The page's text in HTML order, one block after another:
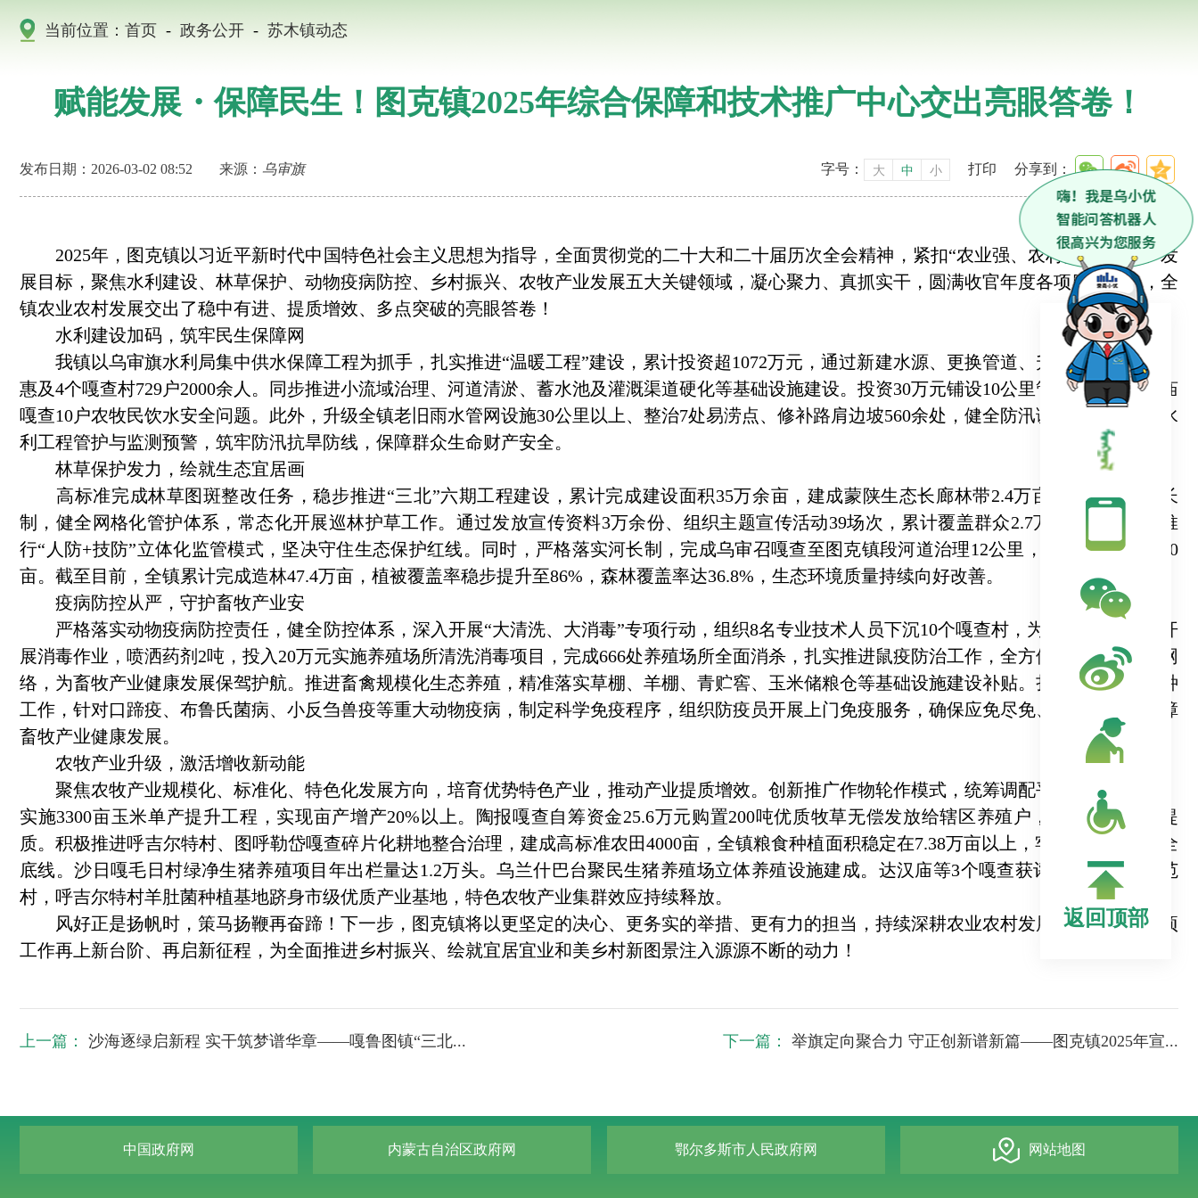
当前位置： 首页 - 政务公开 - 苏木镇动态
赋能发展・保障民生！图克镇2025年综合保障和技术推广中心交出亮眼答卷！
发布日期：2026-03-02 08:52 来源： 乌审旗 字号： 大 中 小 打印 分享到：
2025年，图克镇以习近平新时代中国特色社会主义思想为指导，全面贯彻党的二十大和二十届历次全会精神，紧扣“农业强、农村美、农民富”发
展目标，聚焦水利建设、林草保护、动物疫病防控、乡村振兴、农牧产业发展五大关键领域，凝心聚力、真抓实干，圆满收官年度各项目标任务，全
镇农业农村发展交出了稳中有进、提质增效、多点突破的亮眼答卷！
水利建设加码，筑牢民生保障网
我镇以乌审旗水利局集中供水保障工程为抓手，扎实推进“温暖工程”建设，累计投资超1072万元，通过新建水源、更换管道、升级设备等举措，
惠及4个嘎查村729户2000余人。同步推进小流域治理、河道清淤、蓄水池及灌溉渠道硬化等基础设施建设。投资30万元铺设10公里管线，解决达汉庙
嘎查10户农牧民饮水安全问题。此外，升级全镇老旧雨水管网设施30公里以上、整治7处易涝点、修补路肩边坡560余处，健全防汛调度机制，强化水
利工程管护与监测预警，筑牢防汛抗旱防线，保障群众生命财产安全。
林草保护发力，绘就生态宜居画
高标准完成林草图斑整改任务，稳步推进“三北”六期工程建设，累计完成建设面积35万余亩，建成蒙陕生态长廊林带2.4万亩。严格落实林长
制，健全网格化管护体系，常态化开展巡林护草工作。通过发放宣传资料3万余份、组织主题宣传活动39场次，累计覆盖群众2.7万余人次，全面推
行“人防+技防”立体化监管模式，坚决守住生态保护红线。同时，严格落实河长制，完成乌审召嘎查至图克镇段河道治理12公里，种植防护林带500
亩。截至目前，全镇累计完成造林47.4万亩，植被覆盖率稳步提升至86%，森林覆盖率达36.8%，生态环境质量持续向好改善。
疫病防控从严，守护畜牧产业安
严格落实动物疫病防控责任，健全防控体系，深入开展“大清洗、大消毒”专项行动，组织8名专业技术人员下沉10个嘎查村，为750余户农牧民开
展消毒作业，喷洒药剂2吨，投入20万元实施养殖场所清洗消毒项目，完成666处养殖场所全面消杀，扎实推进鼠疫防治工作，全方位织密疫情监测网
络，为畜牧产业健康发展保驾护航。推进畜禽规模化生态养殖，精准落实草棚、羊棚、青贮窖、玉米储粮仓等基础设施建设补贴。扎实推进免疫接种
工作，针对口蹄疫、布鲁氏菌病、小反刍兽疫等重大动物疫病，制定科学免疫程序，组织防疫员开展上门免疫服务，确保应免尽免、不留死角，保障
畜牧产业健康发展。
农牧产业升级，激活增收新动能
聚焦农牧产业规模化、标准化、特色化发展方向，培育优势特色产业，推动产业提质增效。创新推广作物轮作模式，统筹调配平价化肥2500吨，
实施3300亩玉米单产提升工程，实现亩产增产20%以上。陶报嘎查自筹资金25.6万元购置200吨优质牧草无偿发放给辖区养殖户，助力养殖产业提
质。积极推进呼吉尔特村、图呼勒岱嘎查碎片化耕地整合治理，建成高标准农田4000亩，全镇粮食种植面积稳定在7.38万亩以上，牢牢守住粮食安全
底线。沙日嘎毛日村绿净生猪养殖项目年出栏量达1.2万头。乌兰什巴台聚民生猪养殖场立体养殖设施建成。达汉庙等3个嘎查获评旗级细毛羊示范
村，呼吉尔特村羊肚菌种植基地跻身市级优质产业基地，特色农牧产业集群效应持续释放。
风好正是扬帆时，策马扬鞭再奋蹄！下一步，图克镇将以更坚定的决心、更务实的举措、更有力的担当，持续深耕农业农村发展沃土，推动各项
工作再上新台阶、再启新征程，为全面推进乡村振兴、绘就宜居宜业和美乡村新图景注入源源不断的动力！
上一篇： 沙海逐绿启新程 实干筑梦谱华章——嘎鲁图镇“三北... 下一篇： 举旗定向聚合力 守正创新谱新篇——图克镇2025年宣...
中国政府网 内蒙古自治区政府网 鄂尔多斯市人民政府网 网站地图
返回顶部